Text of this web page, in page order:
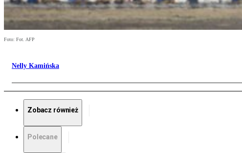
Foto: Fot. AFP
Nelly Kamińska
Zobacz również
Polecane